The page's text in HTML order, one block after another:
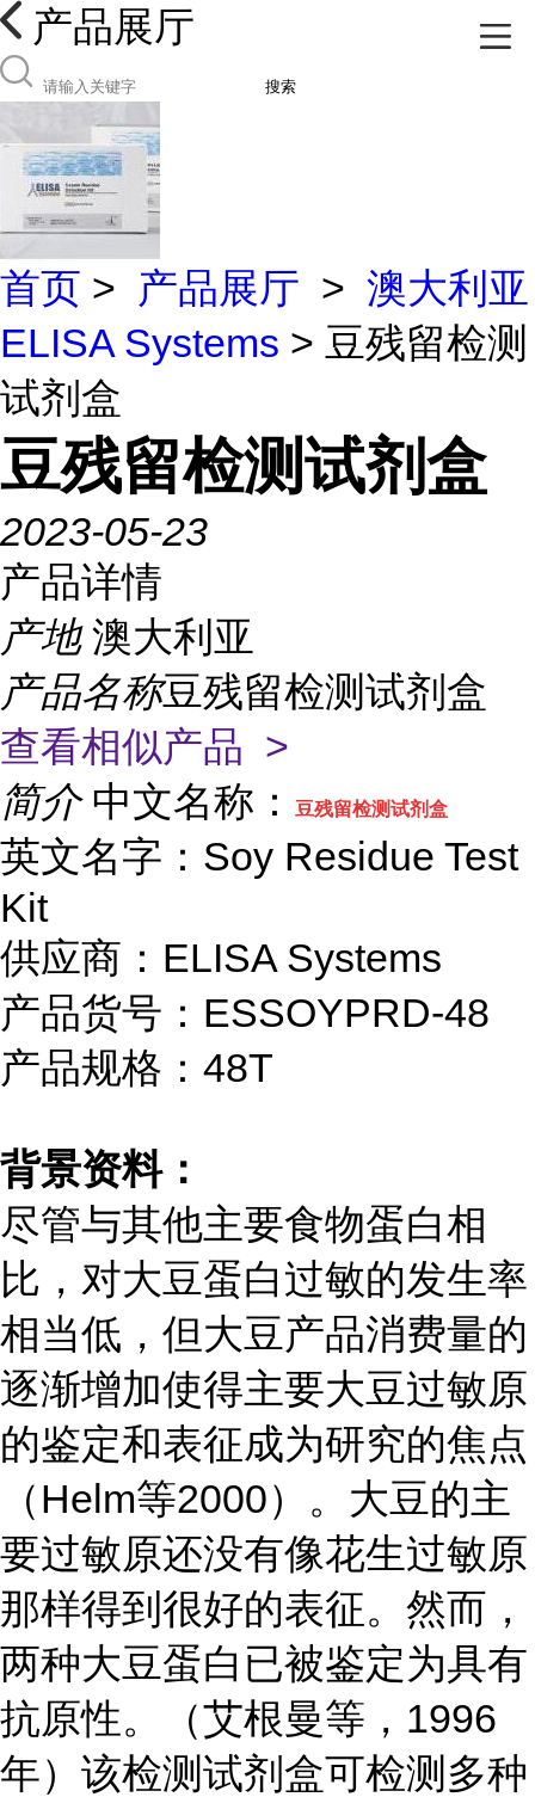
产品展厅
搜索
首页 > 产品展厅 > 澳大利亚
ELISA Systems > 豆残留检测
试剂盒
豆残留检测试剂盒
2023-05-23
产品详情
产地 澳大利亚
产品名称豆残留检测试剂盒
查看相似产品 >
简介 中文名称： 豆残留检测试剂盒
英文名字：Soy Residue Test
Kit
供应商：ELISA Systems
产品货号：ESSOYPRD-48
产品规格：48T
背景资料：
尽管与其他主要食物蛋白相
比，对大豆蛋白过敏的发生率
相当低，但大豆产品消费量的
逐渐增加使得主要大豆过敏原
的鉴定和表征成为研究的焦点
（Helm等2000）。大豆的主
要过敏原还没有像花生过敏原
那样得到很好的表征。然而，
两种大豆蛋白已被鉴定为具有
抗原性。（艾根曼等，1996
年）该检测试剂盒可检测多种